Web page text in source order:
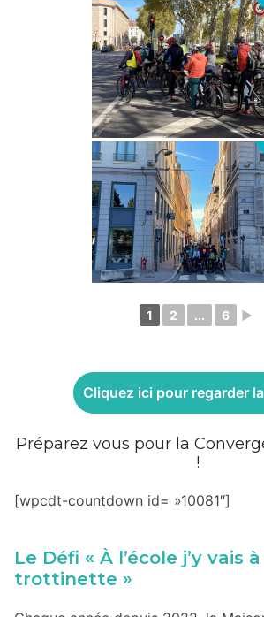
1 2 ... 6 ►
Cliquez ici pour regarder
Préparez vous pour la
!
[wpcdt-countdown id= »10081″]
Le Défi « À l’école j’y vais
trottinette »